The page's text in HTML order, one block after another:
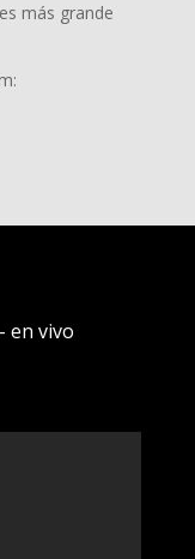
más grande
en vivo